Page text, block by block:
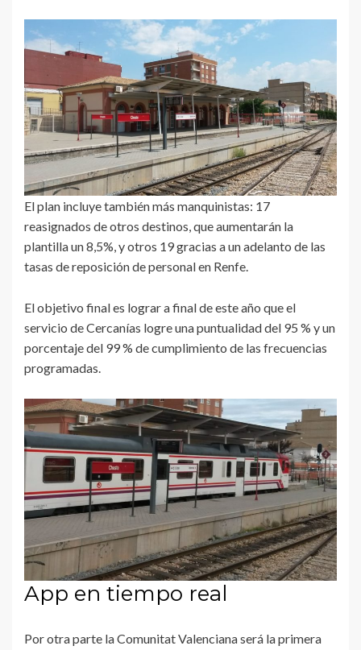
El plan incluye también más manquinistas: 17
reasignados de otros destinos, que aumentarán la
plantilla un 8,5%, y otros 19 gracias a un adelanto de las
tasas de reposición de personal en Renfe.
El objetivo final es lograr a final de este año que el
servicio de Cercanías logre una puntualidad del 95 % y un
porcentaje del 99 % de cumplimiento de las frecuencias
programadas.
App en tiempo real
Por otra parte la Comunitat Valenciana será la primera